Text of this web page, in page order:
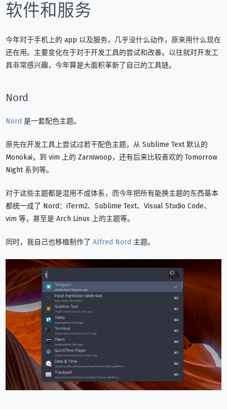
软件和服务
今年对于手机上的 app 以及服务，几乎没什么动作，原来用什么现在
还在用。主要变化在于对于开发工具的尝试和改善。以往就对开发工
具非常感兴趣，今年算是大面积革新了自己的工具链。
Nord
Nord 是一套配色主题。
原先在开发工具上尝试过若干配色主题，从 Sublime Text 默认的
Monokai，到 vim 上的 Zarniwoop，还有后来比较喜欢的 Tomorrow
Night 系列等。
对于这些主题都是混用不成体系，而今年把所有能换主题的东西基本
都统一成了 Nord：iTerm2、Sublime Text、Visual Studio Code、
vim 等，甚至是 Arch Linux 上的主题等。
同时，我自己也移植制作了Alfred Nord 主题。